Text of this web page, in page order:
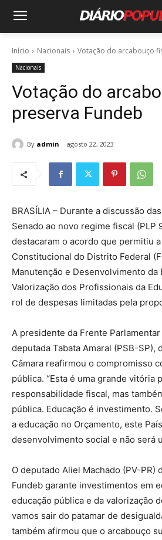
Início Nacionais Votação do arcabouço
Nacionais
Votação do
preserva Fundeb
By admin agosto 22, 2023
BRASÍLIA – Durante a discussão
Senado ao novo regime fiscal (PLP
destacaram o acordo que permitiu
Constitucional do Distrito Federal
Manutenção e Desenvolvimento da
Valorização dos Profissionais da
rol de despesas limitadas pela
A presidente da Frente Parlamentar
deputada Tabata Amaral (PSB-SP),
Câmara reafirmou o compromisso
pública. “Esta é uma grande vitória
responsabilidade fiscal, mas
pública. Educação é investimento.
a educação no Orçamento, este
desenvolvimento social e não será
O deputado Aliel Machado (PV-PR)
Fundeb garante investimentos em
educação pública e da valorização
vamos sair do patamar de
também afirmou que o arcabouço